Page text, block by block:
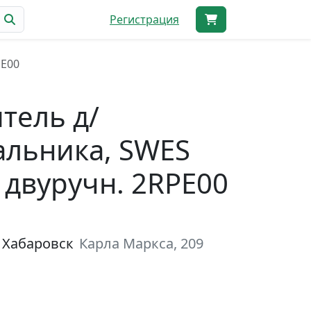
Регистрация
д/
SWES
двуручн. 2RPE00
Карла Маркса, 209